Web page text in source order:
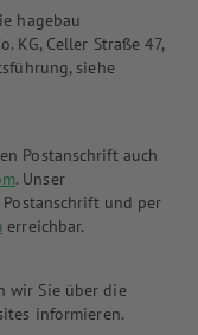
hagebau
KG, Celler Straße 47,
siehe
Postanschrift auch
. Unser
und per
erreichbar.
wir Sie über die
informieren.